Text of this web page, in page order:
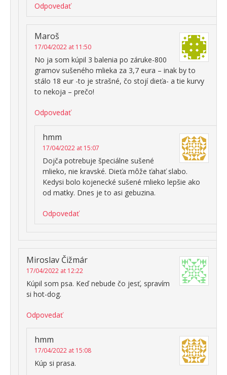
Odpovedať
Maroš
17/04/2022 at 11:50
No ja som kúpil 3 balenia po záruke-800
gramov sušeného mlieka za 3,7 eura – inak by to
stálo 18 eur -to je strašné, čo stojí dieťa- a tie kurvy
to nekoja – prečo!
Odpovedať
hmm
17/04/2022 at 15:07
Dojča potrebuje špeciálne sušené
mlieko, nie kravské. Dieťa môže ťahať slabo.
Kedysi bolo kojenecké sušené mlieko lepšie ako
od matky. Dnes je to asi gebuzina.
Odpovedať
Miroslav Čižmár
17/04/2022 at 12:22
Kúpil som psa. Keď nebude čo jesť, spravím
si hot-dog.
Odpovedať
hmm
17/04/2022 at 15:08
Kúp si prasa.